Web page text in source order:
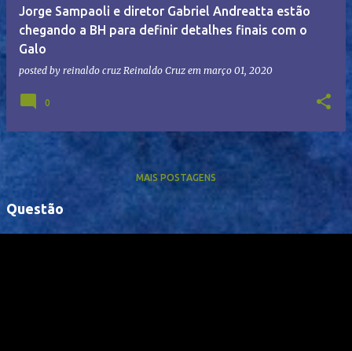
Jorge Sampaoli e diretor Gabriel Andreatta estão
chegando a BH para definir detalhes finais com o
Galo
posted by reinaldo cruz Reinaldo Cruz em março 01, 2020
0
MAIS POSTAGENS
Questão